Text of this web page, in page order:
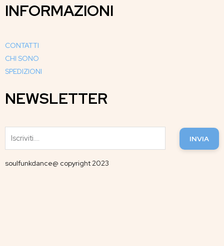
INFORMAZIONI
CONTATTI
CHI SONO
SPEDIZIONI
NEWSLETTER
INVIA
soulfunkdance@ copyright 2023